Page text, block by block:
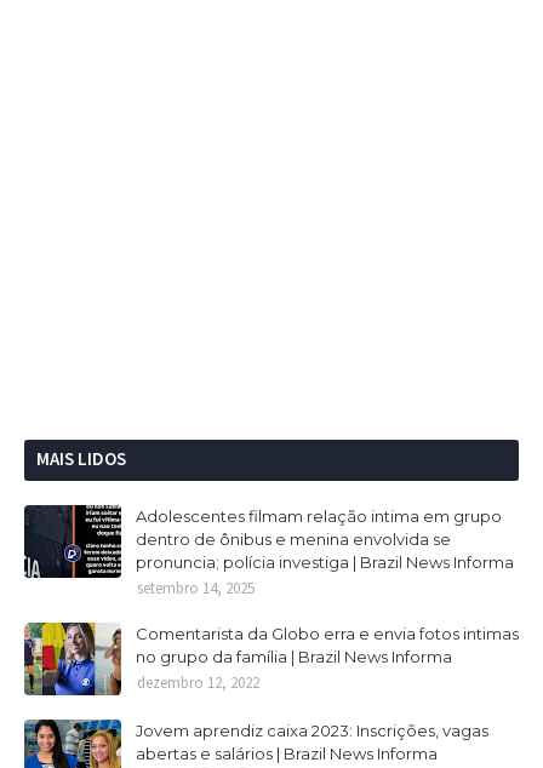
MAIS LIDOS
Adolescentes filmam relação intima em grupo
dentro de ônibus e menina envolvida se
pronuncia; polícia investiga | Brazil News Informa
setembro 14, 2025
Comentarista da Globo erra e envia fotos intimas
no grupo da família | Brazil News Informa
dezembro 12, 2022
Jovem aprendiz caixa 2023: Inscrições, vagas
abertas e salários | Brazil News Informa